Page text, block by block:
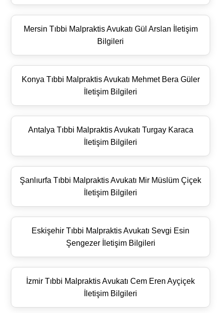
Mersin Tıbbi Malpraktis Avukatı Gül Arslan İletişim
Bilgileri
Konya Tıbbi Malpraktis Avukatı Mehmet Bera Güler
İletişim Bilgileri
Antalya Tıbbi Malpraktis Avukatı Turgay Karaca
İletişim Bilgileri
Şanlıurfa Tıbbi Malpraktis Avukatı Mir Müslüm Çiçek
İletişim Bilgileri
Eskişehir Tıbbi Malpraktis Avukatı Sevgi Esin
Şengezer İletişim Bilgileri
İzmir Tıbbi Malpraktis Avukatı Cem Eren Ayçiçek
İletişim Bilgileri